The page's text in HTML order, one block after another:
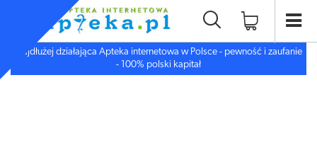
Najdłużej działająca Apteka internetowa w Polsce - pewność i zaufanie
- 100% polski kapitał